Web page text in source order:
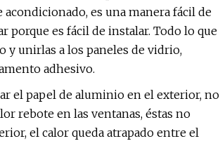
es una manera fácil de
porque es fácil de instalar. Todo lo que
y unirlas a los paneles de vidrio,
adhesivo.
el papel de aluminio en el exterior, no
rebote en las ventanas, éstas no
el calor queda atrapado entre el